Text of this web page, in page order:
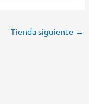
Tienda siguiente →